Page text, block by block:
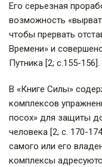
Его серьезная
возможность
чтобы прервать
Времени» и
Путника [2; с.155-156].
В «Книге Силы»
комплексов
посох» для защиты
человека [2; с. 170-
самого или его
комплексы